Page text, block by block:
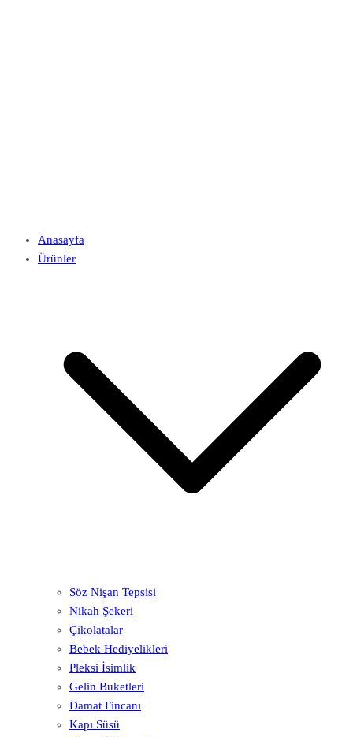
Anasayfa
Ürünler
Söz Nişan Tepsisi
Nikah Şekeri
Çikolatalar
Bebek Hediyelikleri
Pleksi İsimlik
Gelin Buketleri
Damat Fincanı
Kapı Süsü